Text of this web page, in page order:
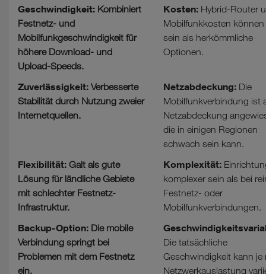
Geschwindigkeit: Kombiniert
Festnetz- und
Mobilfunkgeschwindigkeit für
höhere Download- und
Upload-Speeds.
Kosten: Hybrid-Router
Mobilfunkkosten können
sein als herkömmliche
Optionen.
Zuverlässigkeit: Verbesserte
Stabilität durch Nutzung zweier
Internetquellen.
Netzabdeckung: Die
Mobilfunkverbindung ist
Netzabdeckung
die in einigen Regionen
schwach sein kann.
Flexibilität: Galt als gute
Lösung für ländliche Gebiete
mit schlechter Festnetz-
Infrastruktur.
Komplexität:
komplexer sein als bei
Festnetz- oder
Mobilfunkverbindungen.
Backup-Option: Die mobile
Verbindung springt bei
Problemen mit dem Festnetz
ein.
Die tatsächliche
Geschwindigkeit kann je
Netzwerkauslastung